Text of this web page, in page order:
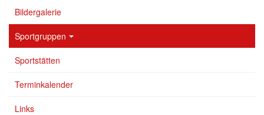
Bildergalerie
Sportgruppen
Sportstätten
Terminkalender
Links